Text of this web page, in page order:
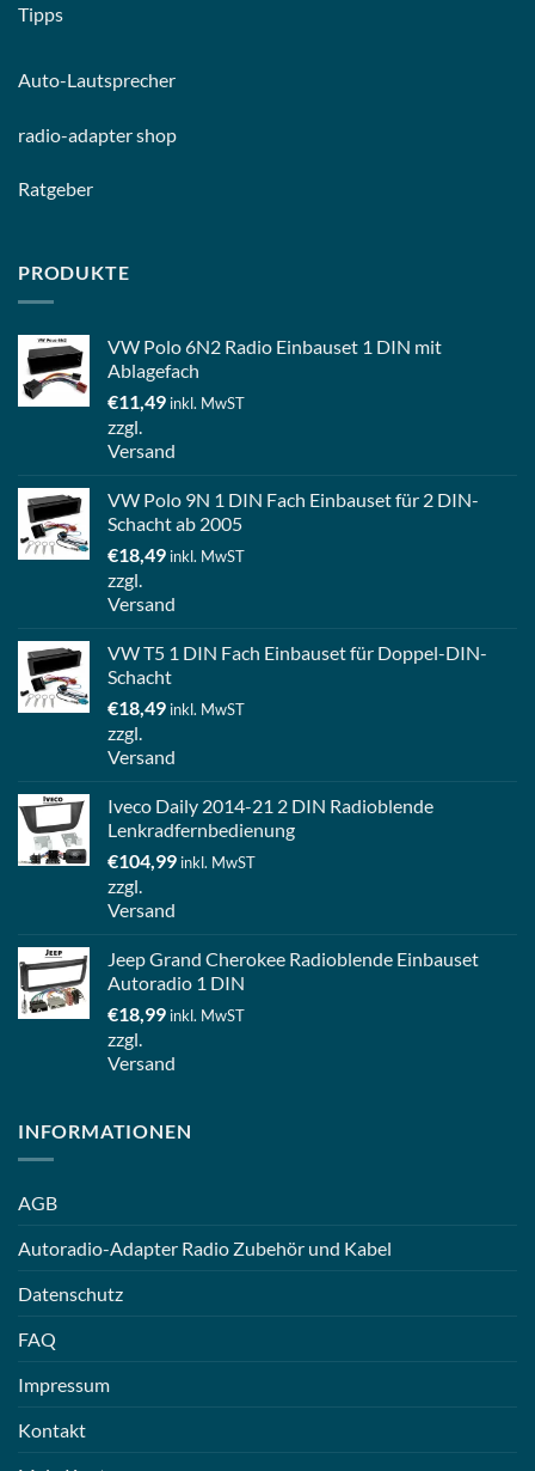
Tipps
Auto-Lautsprecher
radio-adapter shop
Ratgeber
PRODUKTE
VW Polo 6N2 Radio Einbauset 1 DIN mit
Ablagefach
€11,49 inkl. MwST
zzgl.
Versand
VW Polo 9N 1 DIN Fach Einbauset für 2 DIN-
Schacht ab 2005
€18,49 inkl. MwST
zzgl.
Versand
VW T5 1 DIN Fach Einbauset für Doppel-DIN-
Schacht
€18,49 inkl. MwST
zzgl.
Versand
Iveco Daily 2014-21 2 DIN Radioblende
Lenkradfernbedienung
€104,99 inkl. MwST
zzgl.
Versand
Jeep Grand Cherokee Radioblende Einbauset
Autoradio 1 DIN
€18,99 inkl. MwST
zzgl.
Versand
INFORMATIONEN
AGB
Autoradio-Adapter Radio Zubehör und Kabel
Datenschutz
FAQ
Impressum
Kontakt